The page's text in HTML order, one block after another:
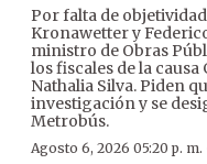
Por falta de
Kronawetter y
ministro de Obras
los fiscales de la
Nathalia Silva. Piden
investigación y se
Metrobús.
Agosto 6, 2026 05:20 p. m.